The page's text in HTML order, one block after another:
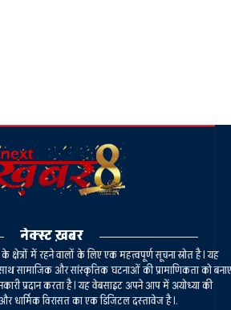
नेक्स्ट ख़बर
में रहने वालों के लिए एक महत्वपूर्ण सूचना स्रोत है। यह
सामाजिक और सांस्कृतिक घटनाओं की प्रामाणिकता को बनाए
प्रदान करता है। यह वेबसाइट अपने आप में अयोध्या की
धार्मिक विरासत का एक डिजिटल दस्तावेज है।.